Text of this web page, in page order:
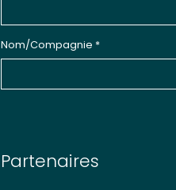
Nom/Compagnie *
Partenaires